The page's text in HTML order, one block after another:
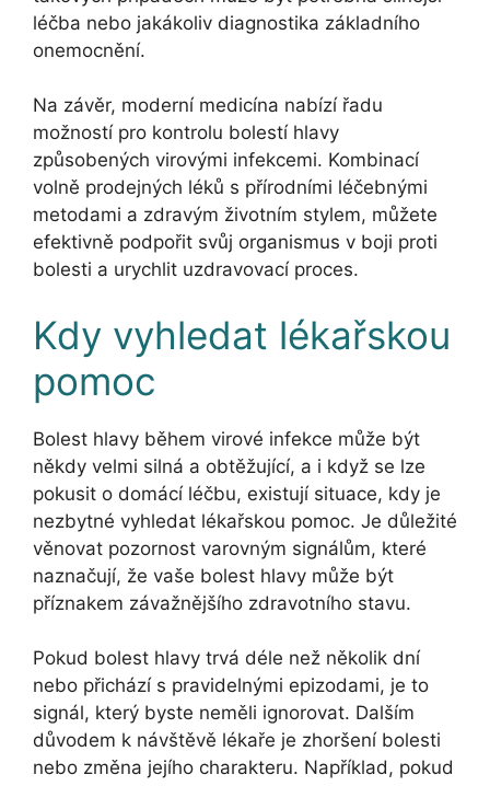
léčba nebo jakákoliv diagnostika základního
onemocnění.
Na závěr, moderní medicína nabízí řadu
možností pro kontrolu bolestí hlavy
způsobených virovými infekcemi. Kombinací
volně prodejných léků s přírodními léčebnými
metodami a zdravým životním stylem, můžete
efektivně podpořit svůj organismus v boji proti
bolesti a urychlit uzdravovací proces.
Kdy vyhledat lékařskou
pomoc
Bolest hlavy během virové infekce může být
někdy velmi silná a obtěžující, a i když se lze
pokusit o domácí léčbu, existují situace, kdy je
nezbytné vyhledat lékařskou pomoc. Je důležité
věnovat pozornost varovným signálům, které
naznačují, že vaše bolest hlavy může být
příznakem závažnějšího zdravotního stavu.
Pokud bolest hlavy trvá déle než několik dní
nebo přichází s pravidelnými epizodami, je to
signál, který byste neměli ignorovat. Dalším
důvodem k návštěvě lékaře je zhoršení bolesti
nebo změna jejího charakteru. Například, pokud